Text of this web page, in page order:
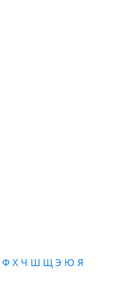
Ф Х Ч Ш Щ Э Ю Я